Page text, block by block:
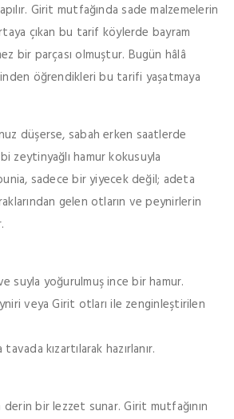
Girit mutfağında sade malzemelerin
çıkan bu tarif köylerde bayram
bir parçası olmuştur. Bugün hâlâ
öğrendikleri bu tarifi yaşatmaya
düşerse, sabah erken saatlerde
zeytinyağlı hamur kokusuyla
sadece bir yiyecek değil; adeta
gelen otların ve peynirlerin
suyla yoğurulmuş ince bir hamur.
veya Girit otları ile zenginleştirilen
kızartılarak hazırlanır.
derin bir lezzet sunar. Girit mutfağının